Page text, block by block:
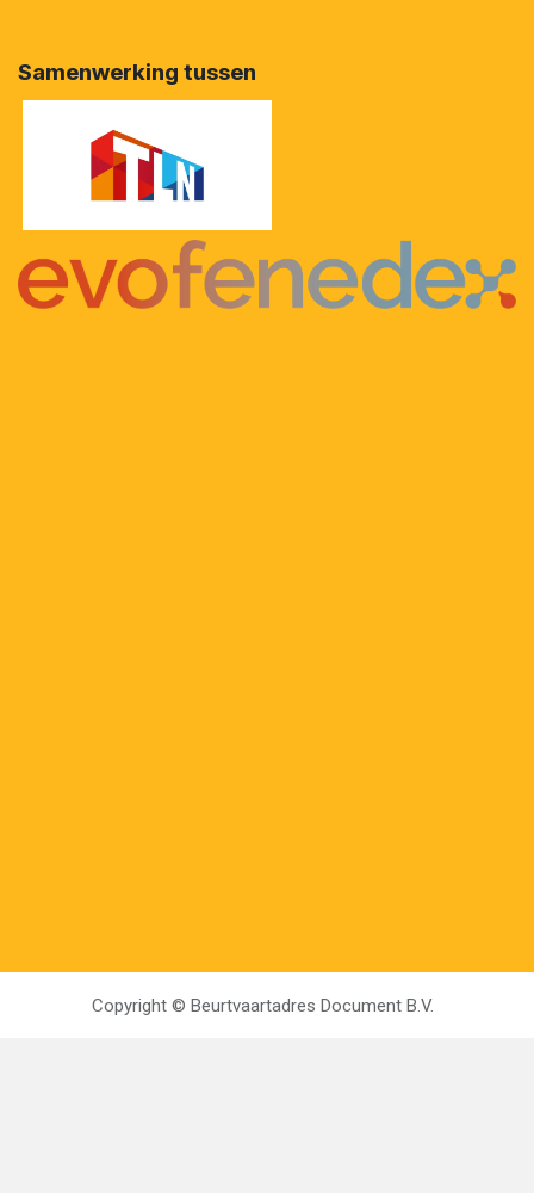
Samenwerking tussen
Copyright © Beurtvaartadres Document B.V.